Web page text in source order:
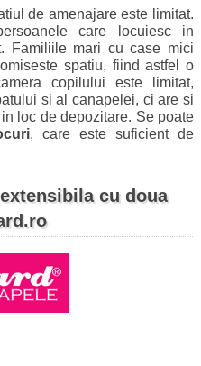
de amenajare este limitat.
care locuiesc in
Familiile mari cu case mici
spatiu, fiind astfel o
copilului este limitat,
si al canapelei, ci are si
loc de depozitare. Se poate
, care este suficient de
cu doua